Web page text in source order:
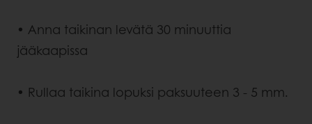
• Anna taikinan levätä 30 minuuttia
jääkaapissa
• Rullaa taikina lopuksi paksuuteen 3 - 5 mm.